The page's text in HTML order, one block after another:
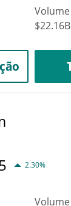
Volume
$22.16B
2.30%
Volume